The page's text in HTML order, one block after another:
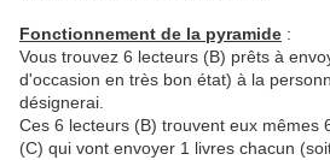
Fonctionnement de la pyramide :
Vous trouvez 6 lecteurs (B) prêts à
d'occasion en très bon état) à la
désignerai.
Ces 6 lecteurs (B) trouvent eux mêmes
(C) qui vont envoyer 1 livres chacun